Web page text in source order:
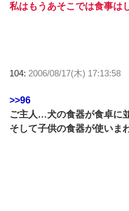
私はもうあそこでは食事は
104: 2006/08/17(木) 17:13:58
>>96
ご主人…犬の食器が食卓に
そして子供の食器が使いま